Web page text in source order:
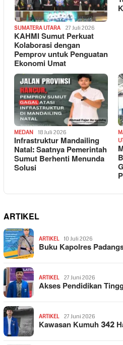
SUMATERA UTARA 27 Juli 2026
KAHMI Sumut Perkuat
Kolaborasi dengan
Pemprov untuk Penguatan
Ekonomi Umat
MEDAN 18 Juli 2026
Infrastruktur Mandailing
Natal: Saatnya Pemerintah
Sumut Berhenti Menunda
Solusi
ARTIKEL
ARTIKEL 10 Juli 2026
Buku Kapolres
ARTIKEL 27 Juni 2026
Akses Pendidikan
ARTIKEL 27 Juni 2026
Kawasan Kumuh 342